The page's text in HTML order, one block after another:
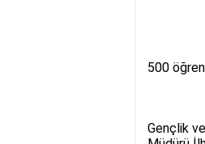
500
Gençlik